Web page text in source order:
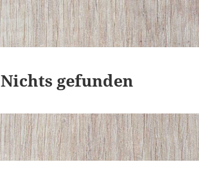
Nichts gefunden